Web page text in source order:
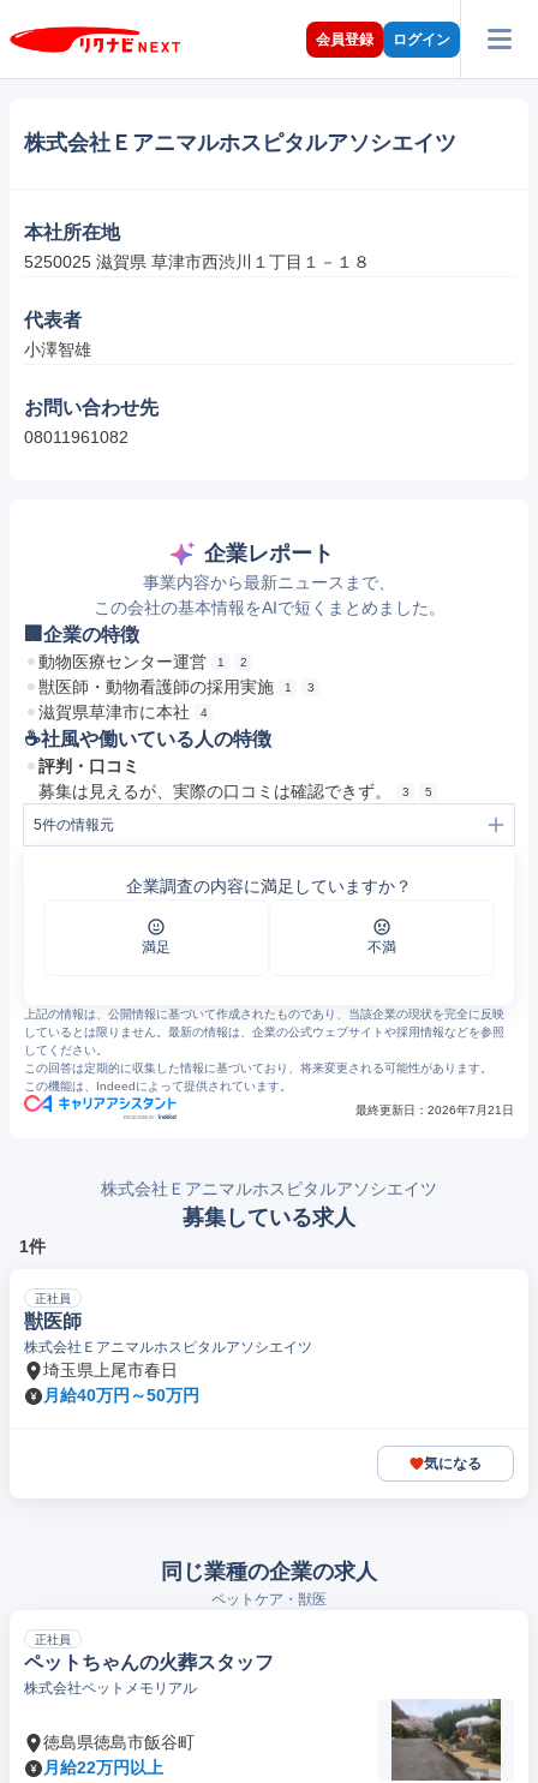
会員登録 ログイン
株式会社Ｅアニマルホスピタルアソシエイツ
本社所在地
5250025 滋賀県 草津市西渋川１丁目１－１８
代表者
小澤智雄
お問い合わせ先
08011961082
企業レポート
事業内容から最新ニュースまで、
この会社の基本情報をAIで短くまとめました。
🏢企業の特徴
動物医療センター運営 1 2
獣医師・動物看護師の採用実施 1 3
滋賀県草津市に本社 4
☕️社風や働いている人の特徴
評判・口コミ
募集は見えるが、実際の口コミは確認できず。
3 5
5件の情報元
https://next.rikunabi.com/company/1264077152/
企業調査の内容に満足していますか？
満足 不満
上記の情報は、公開情報に基づいて作成されたものであり、当該企業の現状を完全に反映
しているとは限りません。最新の情報は、企業の公式ウェブサイトや採用情報などを参照
してください。
この回答は定期的に収集した情報に基づいており、将来変更される可能性があります。
この機能は、Indeedによって提供されています。
最終更新日： 2026年7月21日
株式会社Ｅアニマルホスピタルアソシエイツ
募集している求人
1件
正社員
獣医師
株式会社Ｅアニマルホスピタルアソシエイツ
埼玉県上尾市春日
月給40万円～50万円
気になる
同じ業種の企業の求人
ペットケア・獣医
正社員
ペットちゃんの火葬スタッフ
株式会社ペットメモリアル
徳島県徳島市飯谷町
月給22万円以上